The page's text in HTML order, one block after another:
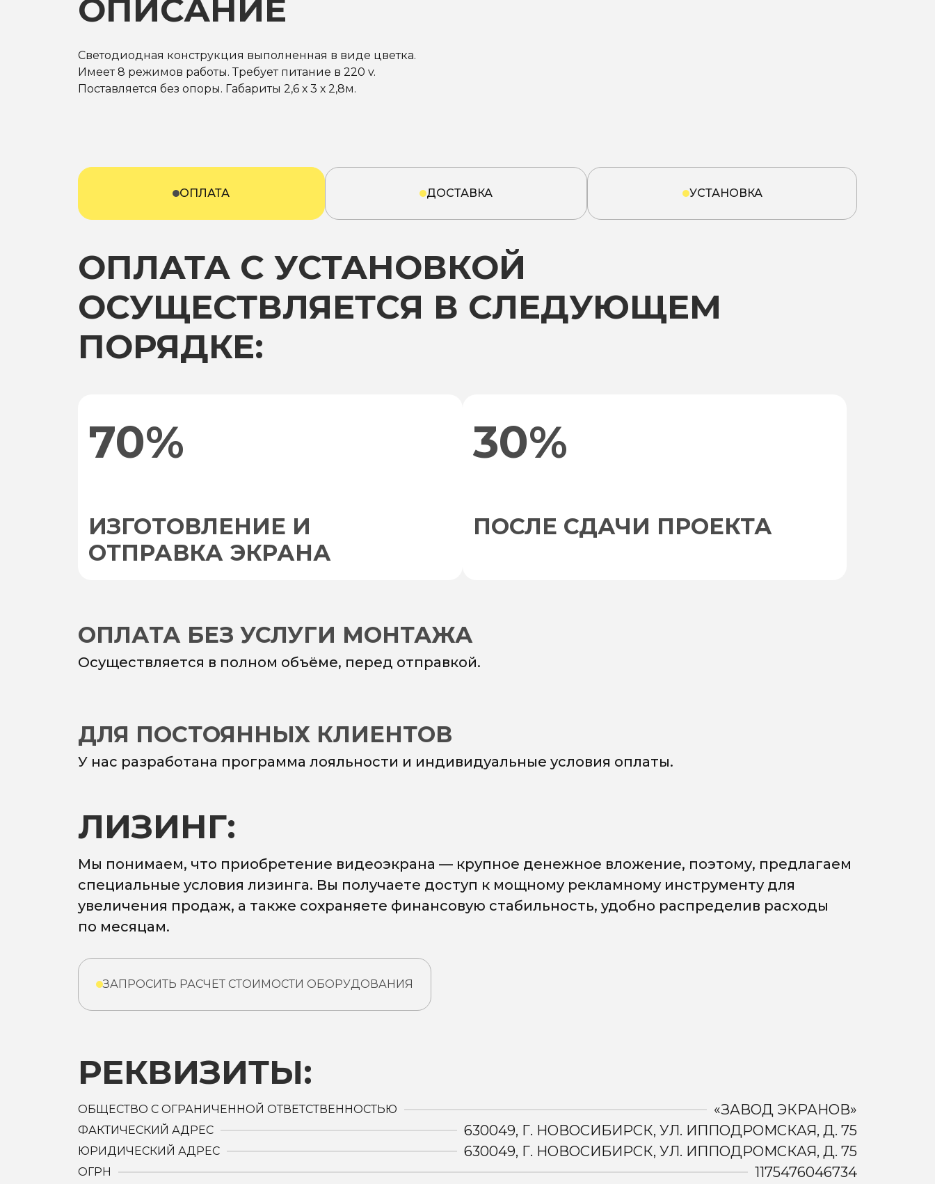
ОПИСАНИЕ
Светодиодная конструкция выполненная в виде цветка.
Имеет 8 режимов работы. Требует питание в 220 v.
Поставляется без опоры. Габариты 2,6 х 3 х 2,8м.
ОПЛАТА ДОСТАВКА УСТАНОВКА
ОПЛАТА С УСТАНОВКОЙ
ОСУЩЕСТВЛЯЕТСЯ В СЛЕДУЮЩЕМ
ПОРЯДКЕ:
70%
ИЗГОТОВЛЕНИЕ И
ОТПРАВКА ЭКРАНА
30%
ПОСЛЕ СДАЧИ ПРОЕКТА
ОПЛАТА БЕЗ УСЛУГИ МОНТАЖА
Осуществляется в полном объёме, перед отправкой.
ДЛЯ ПОСТОЯННЫХ КЛИЕНТОВ
У нас разработана программа лояльности и индивидуальные условия оплаты.
ЛИЗИНГ:
Мы понимаем, что приобретение видеоэкрана — крупное денежное вложение, поэтому, предлагаем
специальные условия лизинга. Вы получаете доступ к мощному рекламному инструменту для
увеличения продаж, а также сохраняете финансовую стабильность, удобно распределив расходы
по месяцам.
ЗАПРОСИТЬ РАСЧЕТ СТОИМОСТИ ОБОРУДОВАНИЯ
РЕКВИЗИТЫ:
ОБЩЕСТВО С ОГРАНИЧЕННОЙ ОТВЕТСТВЕННОСТЬЮ «ЗАВОД ЭКРАНОВ»
ФАКТИЧЕСКИЙ АДРЕС 630049, Г. НОВОСИБИРСК, УЛ. ИППОДРОМСКАЯ, Д. 75
ЮРИДИЧЕСКИЙ АДРЕС 630049, Г. НОВОСИБИРСК, УЛ. ИППОДРОМСКАЯ, Д. 75
ОГРН 1175476046734